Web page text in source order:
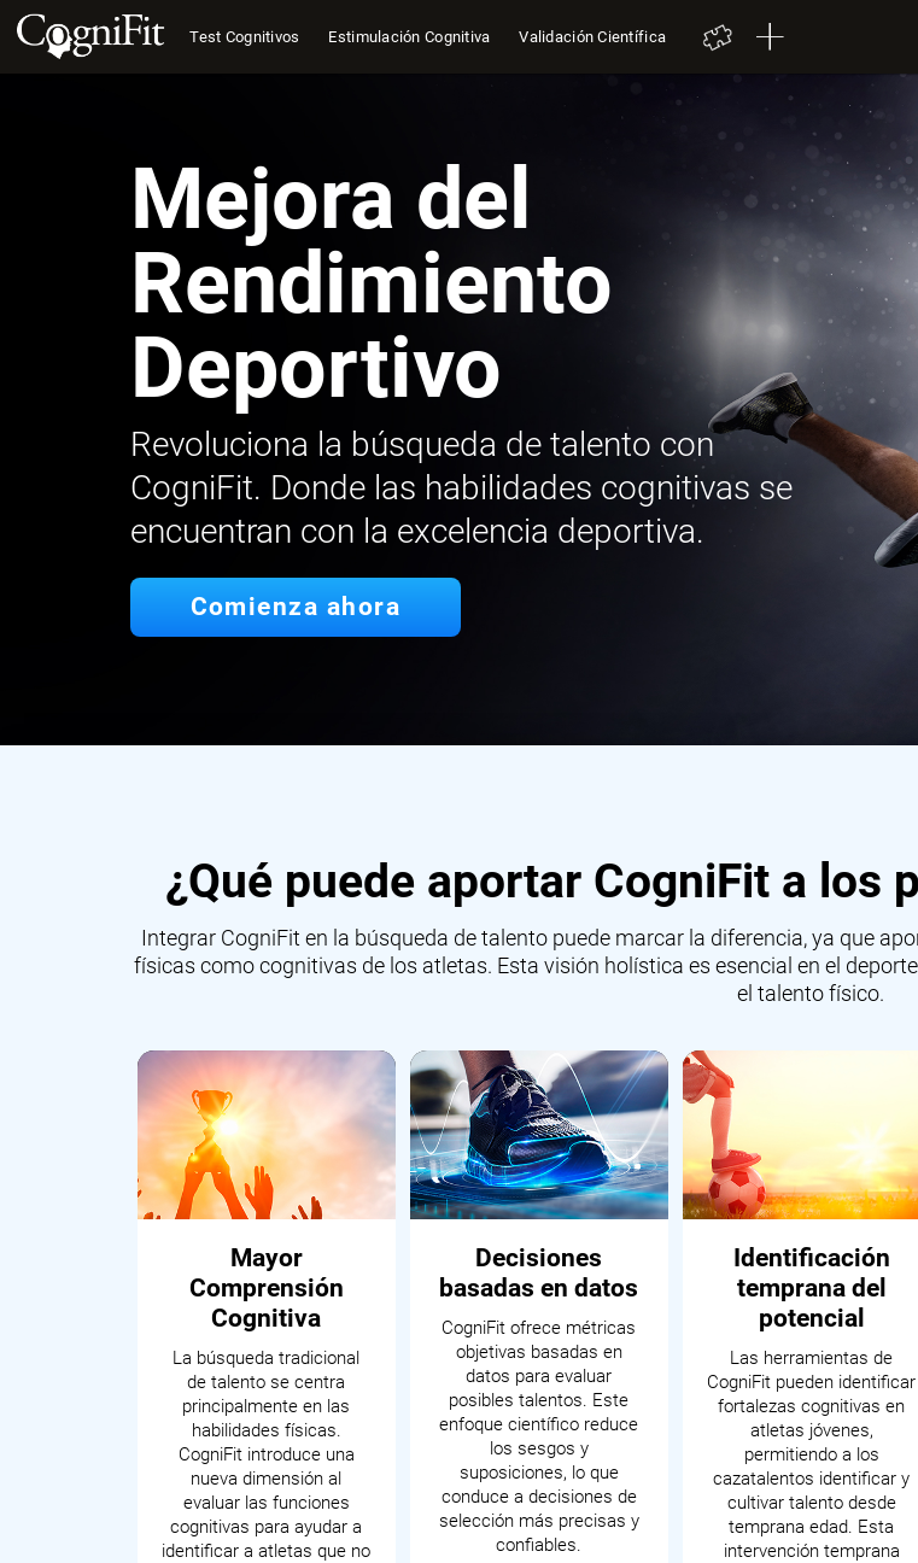
Test Cognitivos Estimulación Cognitiva Validación Científica
Mejora del
Rendimiento
Deportivo
Revoluciona la búsqueda de talento con
CogniFit. Donde las habilidades cognitivas se
encuentran con la excelencia deportiva.
Comienza ahora
¿Qué puede aportar CogniFit a los
Integrar CogniFit en la búsqueda de talento puede marcar la diferencia, ya que
físicas como cognitivas de los atletas. Esta visión holística es esencial en el
el talento físico.
Mayor
Comprensión
Cognitiva
La búsqueda tradicional
de talento se centra
principalmente en las
habilidades físicas.
CogniFit introduce una
nueva dimensión al
evaluar las funciones
cognitivas para ayudar a
identificar a atletas que no
Decisiones
basadas en datos
CogniFit ofrece métricas
objetivas basadas en
datos para evaluar
posibles talentos. Este
enfoque científico reduce
los sesgos y
suposiciones, lo que
conduce a decisiones de
selección más precisas y
confiables.
Identificación
temprana del
potencial
Las herramientas de
CogniFit pueden identificar
fortalezas cognitivas en
atletas jóvenes,
permitiendo a los
cazatalentos identificar y
cultivar talento desde
temprana edad. Esta
intervención temprana